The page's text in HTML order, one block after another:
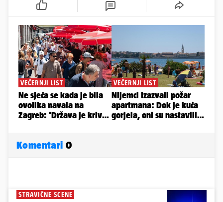
Komentari 0
STRAVIČNE SCENE